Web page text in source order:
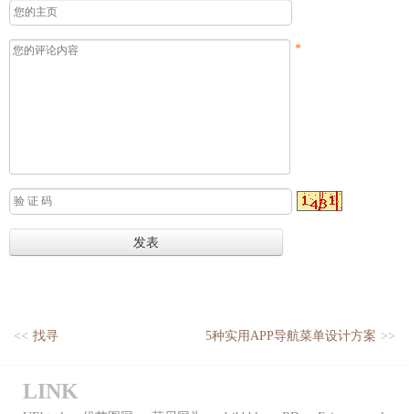
*
<< 找寻 5种实用APP导航菜单设计方案 >>
LINK